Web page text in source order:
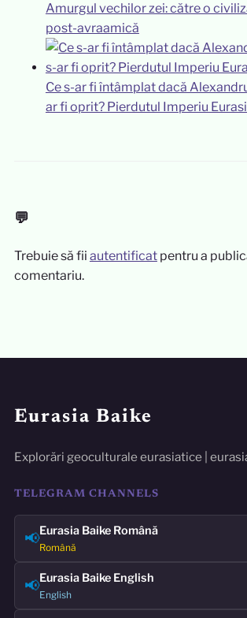
Amurgul vechilor zei: către o
post-avraamică
Ce s-ar fi întâmplat dacă
ar fi oprit? Pierdutul Imperiu
💬
Trebuie să fii autentificatpentru a
comentariu.
Eurasia Baike
Explorări geoculturale eurasiatice |
TELEGRAM CHANNELS
📢Eurasia Baike Română
Română
📢Eurasia Baike English
English